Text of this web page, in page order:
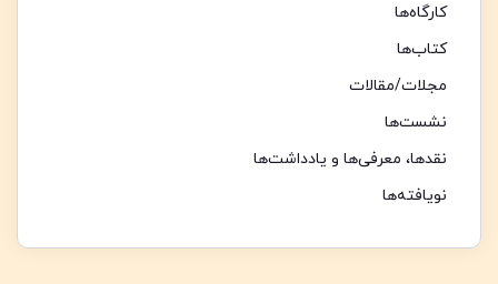
کارگاه‌ها
کتاب‌ها
مجلات/مقالات
نشست‌ها
نقدها،‌ معرفی‌ها و یادداشت‌ها
نویافته‌ها